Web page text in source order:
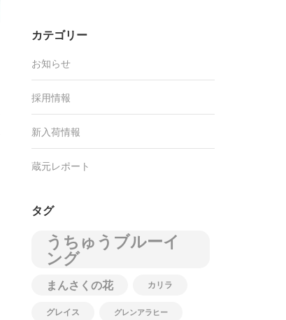
カテゴリー
お知らせ
採用情報
新入荷情報
蔵元レポート
タグ
うちゅうブルーイ
ング
まんさくの花 カリラ
グレイス グレンアラヒー